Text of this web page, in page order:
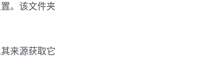
。该文件夹
来源获取它